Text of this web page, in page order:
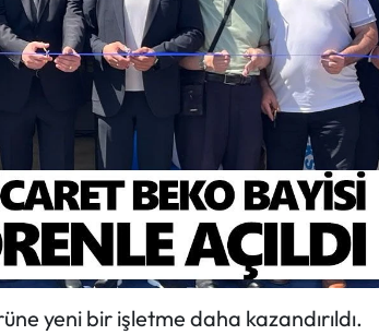
yeni bir işletme daha kazandırıldı.